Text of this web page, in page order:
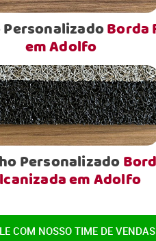
PersonalizadoBorda
em Adolfo
Personalizado
em Adolfo
COM NOSSO TIME DE VENDAS